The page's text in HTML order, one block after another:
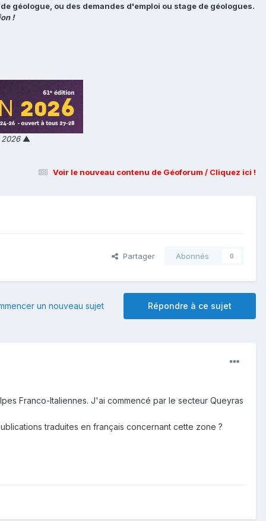
géologue, ou des demandes d'emploi ou stage de géologues.
!
▲
Voir le nouveau contenu de Géoforum / Cliquez ici !
Partager Abonnés 0
Répondre à ce sujet
un nouveau sujet
Franco-Italiennes. J'ai commencé par le secteur Queyras
traduites en français concernant cette zone ?